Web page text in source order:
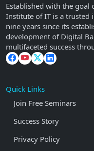
Established with the goal
Institute of IT is a trusted
nine years since its
development of Digital
multifaceted success
Quick Links
Join Free Seminars
Success Story
Privacy Policy